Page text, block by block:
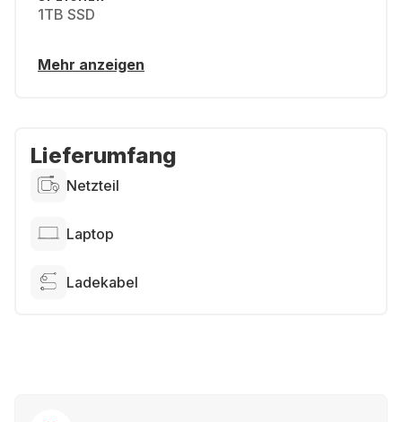
1TB SSD
Mehr anzeigen
Lieferumfang
Netzteil
Laptop
Ladekabel